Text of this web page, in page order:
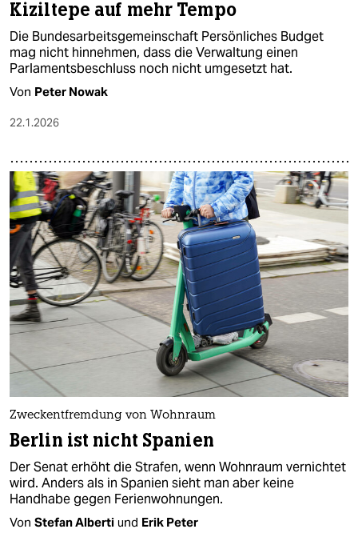
Kiziltepe auf mehr Tempo
Die Bundesarbeitsgemeinschaft Persönliches Budget
mag nicht hinnehmen, dass die Verwaltung einen
Parlamentsbeschluss noch nicht umgesetzt hat.
Von Peter Nowak
22.1.2026
Zweckentfremdung von Wohnraum
Berlin ist nicht Spanien
Der Senat erhöht die Strafen, wenn Wohnraum vernichtet
wird. Anders als in Spanien sieht man aber keine
Handhabe gegen Ferienwohnungen.
Von Stefan Alberti und Erik Peter